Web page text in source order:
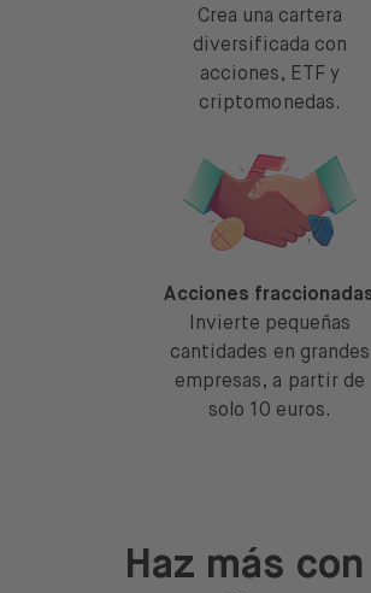
Crea una cartera
diversificada con
acciones, ETF y
criptomonedas.
Acciones
Invierte pequeñas
cantidades en grandes
empresas, a partir de
solo 10 euros.
Haz más